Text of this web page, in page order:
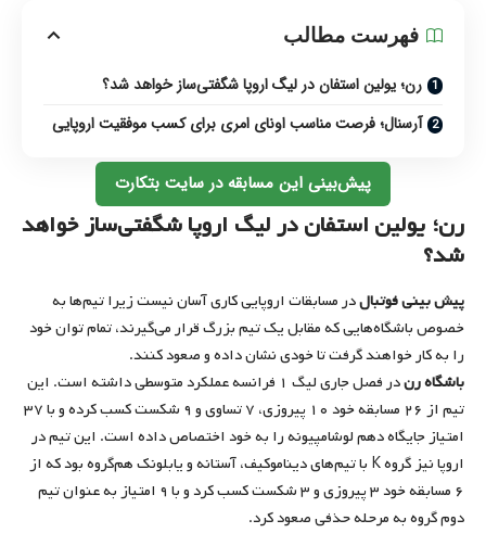
فهرست مطالب
رن؛ یولین استفان در لیگ اروپا شگفتی‌ساز خواهد شد؟
آرسنال؛ فرصت مناسب اونای امری برای کسب موفقیت اروپایی
پیش‌بینی این مسابقه در سایت بتکارت
رن؛ یولین استفان در لیگ اروپا شگفتی‌ساز خواهد
شد؟
پیش بینی فوتبالدر مسابقات اروپایی کاری آسان نیست زیرا تیم‌ها به
خصوص باشگاه‌هایی که مقابل یک تیم بزرگ قرار می‌گیرند، تمام توان خود
را به کار خواهند گرفت تا خودی نشان داده و صعود کنند.
باشگاه رن
در فصل جاری لیگ ۱ فرانسه عملکرد متوسطی داشته است. این
تیم از ۲۶ مسابقه خود ۱۰ پیروزی، ۷ تساوی و ۹ شکست کسب کرده و با ۳۷
امتیاز جایگاه دهم لوشامپیونه را به خود اختصاص داده است. این تیم در
اروپا نیز گروه K با تیم‌های دیناموکیف، آستانه و یابلونک هم‌گروه بود که از
۶ مسابقه خود ۳ پیروزی و ۳ شکست کسب کرد و با ۹ امتیاز به عنوان تیم
دوم گروه به مرحله حذفی صعود کرد.